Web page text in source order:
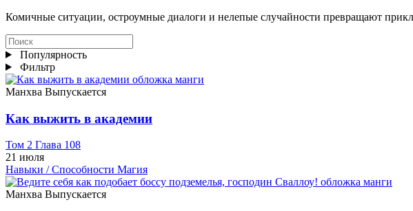
Комичные ситуации, остроумные диалоги и нелепые случайности превращают
Популярность
Фильтр
Манхва Выпускается
Как выжить в академии
Том 2 Глава 108
21 июля
Навыки / Способности Магия
Манхва Выпускается